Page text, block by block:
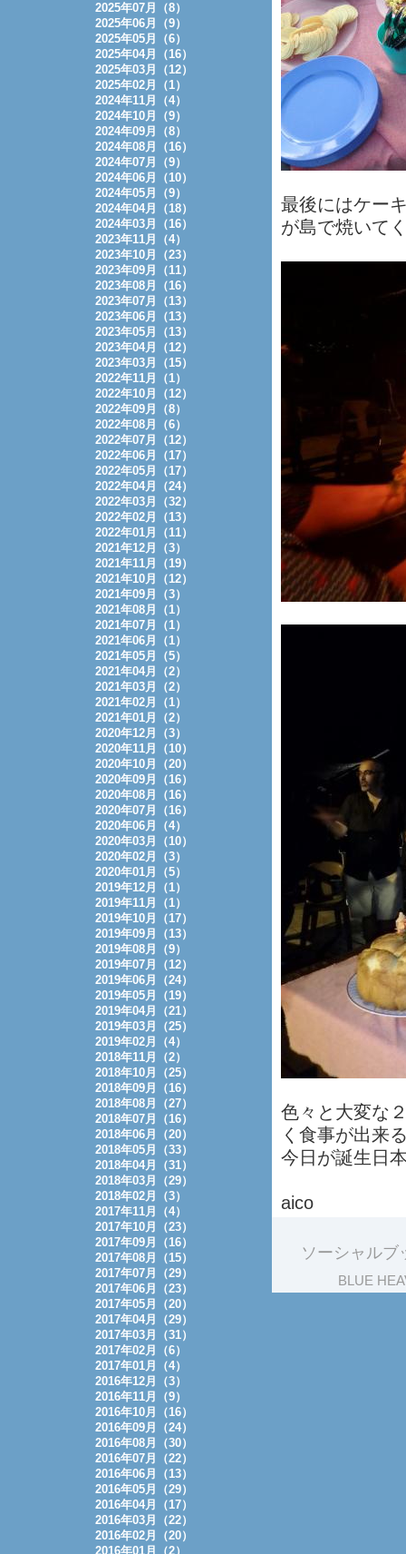
最後にはケー
が島で焼いて
色々と大変な
く食事が出来
今日が誕生日
aico
ソーシャルブ
BLUE
2025年07月（8）
2025年06月（9）
2025年05月（6）
2025年04月（16）
2025年03月（12）
2025年02月（1）
2024年11月（4）
2024年10月（9）
2024年09月（8）
2024年08月（16）
2024年07月（9）
2024年06月（10）
2024年05月（9）
2024年04月（18）
2024年03月（16）
2023年11月（4）
2023年10月（23）
2023年09月（11）
2023年08月（16）
2023年07月（13）
2023年06月（13）
2023年05月（13）
2023年04月（12）
2023年03月（15）
2022年11月（1）
2022年10月（12）
2022年09月（8）
2022年08月（6）
2022年07月（12）
2022年06月（17）
2022年05月（17）
2022年04月（24）
2022年03月（32）
2022年02月（13）
2022年01月（11）
2021年12月（3）
2021年11月（19）
2021年10月（12）
2021年09月（3）
2021年08月（1）
2021年07月（1）
2021年06月（1）
2021年05月（5）
2021年04月（2）
2021年03月（2）
2021年02月（1）
2021年01月（2）
2020年12月（3）
2020年11月（10）
2020年10月（20）
2020年09月（16）
2020年08月（16）
2020年07月（16）
2020年06月（4）
2020年03月（10）
2020年02月（3）
2020年01月（5）
2019年12月（1）
2019年11月（1）
2019年10月（17）
2019年09月（13）
2019年08月（9）
2019年07月（12）
2019年06月（24）
2019年05月（19）
2019年04月（21）
2019年03月（25）
2019年02月（4）
2018年11月（2）
2018年10月（25）
2018年09月（16）
2018年08月（27）
2018年07月（16）
2018年06月（20）
2018年05月（33）
2018年04月（31）
2018年03月（29）
2018年02月（3）
2017年11月（4）
2017年10月（23）
2017年09月（16）
2017年08月（15）
2017年07月（29）
2017年06月（23）
2017年05月（20）
2017年04月（29）
2017年03月（31）
2017年02月（6）
2017年01月（4）
2016年12月（3）
2016年11月（9）
2016年10月（16）
2016年09月（24）
2016年08月（30）
2016年07月（22）
2016年06月（13）
2016年05月（29）
2016年04月（17）
2016年03月（22）
2016年02月（20）
2016年01月（2）